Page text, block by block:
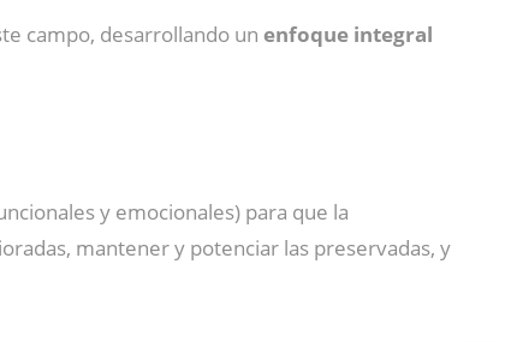
campo, desarrollando un enfoque integral
y emocionales) para que la
mantener y potenciar las preservadas, y